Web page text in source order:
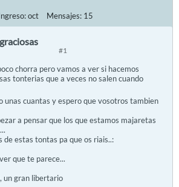
oct Mensajes: 15
#1
chorra pero vamos a ver si hacemos
tonterias que a veces no salen cuando
unas cuantas y espero que vosotros tambien
a pensar que los que estamos majaretas
de estas tontas pa que os riais..:
que te parece...
un gran libertario